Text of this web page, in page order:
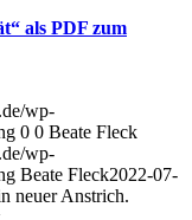
als PDF zum
wp-
0 0 Beate Fleck
wp-
Beate Fleck2022-07-
neuer Anstrich.